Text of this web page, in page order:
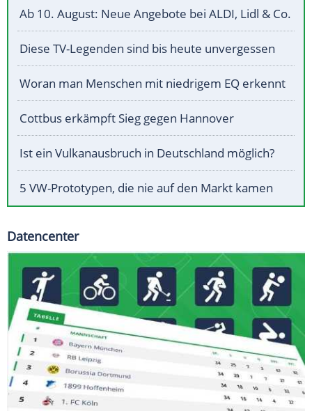
Ab 10. August: Neue Angebote bei ALDI, Lidl & Co.
Diese TV-Legenden sind bis heute unvergessen
Woran man Menschen mit niedrigem EQ erkennt
Cottbus erkämpft Sieg gegen Hannover
Ist ein Vulkanausbruch in Deutschland möglich?
5 VW-Prototypen, die nie auf den Markt kamen
Datencenter